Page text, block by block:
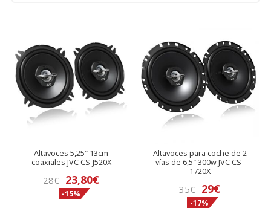
Altavoces 5,25″ 13cm
coaxiales JVC CS-J520X
28€ El
precio
23,80€El
-15%
Altavoces para coche de 2
vías de 6,5″ 300w JVC CS-
1720X
35€ El
precio
29€El
-17%